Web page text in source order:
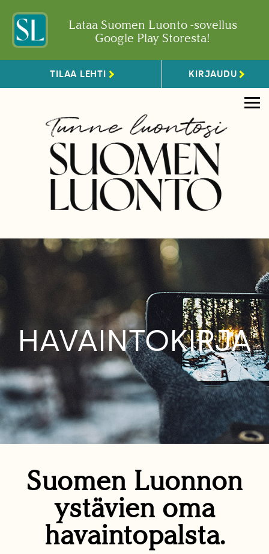
Lataa Suomen Luonto -sovellus
Google Play Storesta!
TILAA LEHTI KIRJAUDU
HAVAINTOKIRJA
Suomen Luonnon
ystävien oma
havaintopalsta.